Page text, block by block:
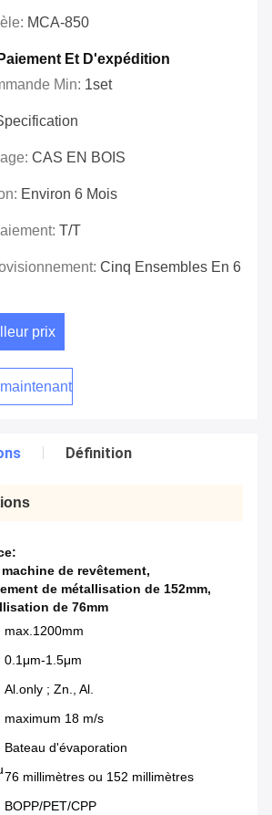
MCA-850
Et D'expédition
Min: 1set
CAS EN BOIS
Environ 6 Mois
T/T
Cinq Ensembles En 6
prix
Définition
de revêtement,
de métallisation de 152mm,
de 76mm
max.1200mm
0.1μm-1.5μm
Al.only ; Zn., Al.
maximum 18 m/s
Bateau d'évaporation
76 millimètres ou 152 millimètres
BOPP/PET/CPP